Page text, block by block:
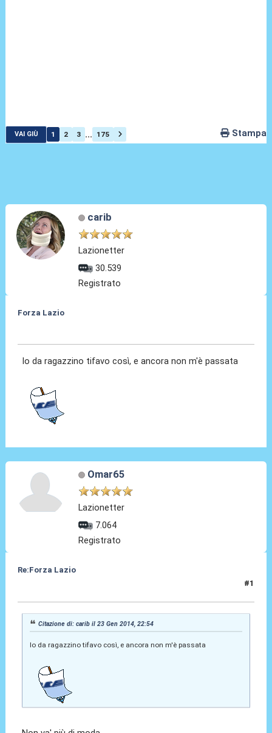
VAI GIÙ 1 2 3 ... 175 Stampa
carib
Lazionetter
30.539
Registrato
Forza Lazio
Io da ragazzino tifavo così, e ancora non m'è passata
Omar65
Lazionetter
7.064
Registrato
Re:Forza Lazio
#1
Citazione di: carib il 23 Gen 2014, 22:54
Io da ragazzino tifavo così, e ancora non m'è passata